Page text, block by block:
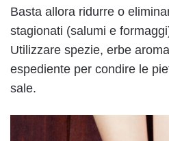
Basta allora ridurre o
stagionati (salumi e
Utilizzare spezie, erbe
espediente per condire le
sale.